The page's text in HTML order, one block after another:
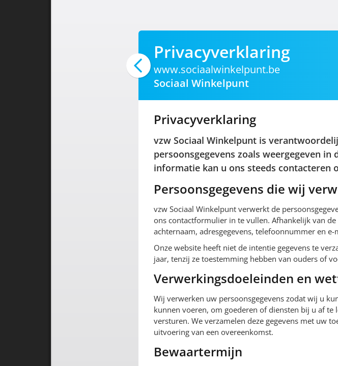
Privacyverklaring
www.sociaalwinkelpunt.be
Sociaal Winkelpunt
Privacyverklaring
vzw Sociaal Winkelpunt is
persoonsgegevens zoals weergegeven
informatie kan u ons steeds contacteren
Persoonsgegevens die wij
vzw Sociaal Winkelpunt verwerkt de
ons contactformulier in te vullen. Afhankelijk van
achternaam, adresgegevens, telefoonnummer en e-
Onze website heeft niet de intentie gegevens te
jaar, tenzij ze toestemming hebben van ouders of
Verwerkingsdoeleinden en
Wij verwerken uw persoonsgegevens zodat wij u
kunnen voeren, om goederen of diensten bij u af
versturen. We verzamelen deze gegevens met uw
uitvoering van een overeenkomst.
Bewaartermijn